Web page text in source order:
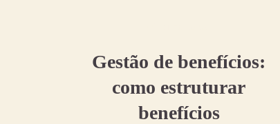
Gestão de benefícios:
como estruturar
benefícios